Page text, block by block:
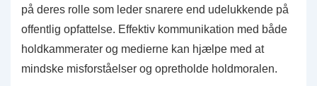
på deres rolle som leder snarere end udelukkende på
offentlig opfattelse. Effektiv kommunikation med både
holdkammerater og medierne kan hjælpe med at
mindske misforståelser og opretholde holdmoralen.